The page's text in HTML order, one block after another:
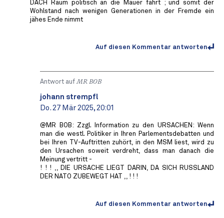
DACH Raum politisch an die Mauer fährt ; und somit der
Wohlstand nach wenigen Generationen in der Fremde ein
jähes Ende nimmt
Auf diesen Kommentar antworten
Antwort auf MR BOB ️
johann strempfl
Do. 27 Mär 2025, 20:01
@MR BOB: Zzgl. Information zu den URSACHEN: Wenn
man die westl. Politiker in Ihren Parlementsdebatten und
bei Ihren TV-Auftritten zuhört, in den MSM liest, wird zu
den Ursachen soweit verdreht, dass man danach die
Meinung vertritt -
! ! ! ,, DIE URSACHE LIEGT DARIN, DA SICH RUSSLAND
DER NATO ZUBEWEGT HAT ,, ! ! !
Auf diesen Kommentar antworten